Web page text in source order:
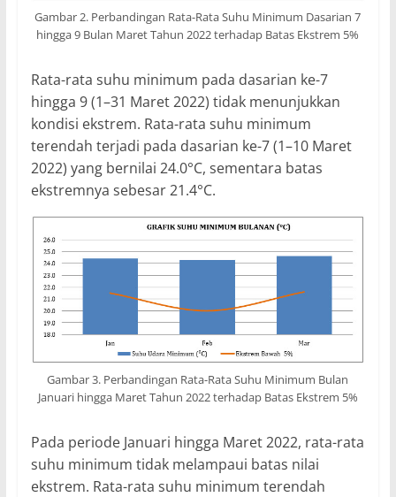
Gambar 2. Perbandingan Rata-Rata Suhu Minimum Dasarian 7
hingga 9 Bulan Maret Tahun 2022 terhadap Batas Ekstrem 5%
Rata-rata suhu minimum pada dasarian ke-7
hingga 9 (1–31 Maret 2022) tidak menunjukkan
kondisi ekstrem. Rata-rata suhu minimum
terendah terjadi pada dasarian ke-7 (1–10 Maret
2022) yang bernilai 24.0°C, sementara batas
ekstremnya sebesar 21.4°C.
Gambar 3. Perbandingan Rata-Rata Suhu Minimum Bulan
Januari hingga Maret Tahun 2022 terhadap Batas Ekstrem 5%
Pada periode Januari hingga Maret 2022, rata-rata
suhu minimum tidak melampaui batas nilai
ekstrem. Rata-rata suhu minimum terendah